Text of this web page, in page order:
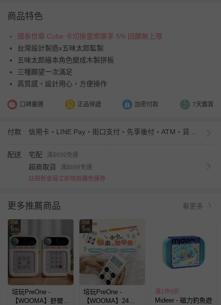
商品特色
國泰世華 Cube 卡切換童樂匯享 5% 回饋無上限
台灣設計製造x五味太郎監製
五味太郎繪本角色變成木製拼板
三種願望一次滿足
高質感，設計用心，方便操作
口碑嚴選 正品保證 加密付款 7天鑑賞
付款
配送 宅配 滿$699免運
超商取貨
滿$699免運
註冊新會員立即領首購免運券
更多推薦商品 看更多
回饋
5 %
培玩PreOne -
【WOOMA】舒爾特
回饋
5 %
培玩PreOne -
【WOOMA】24點
滿1件9折
Mideer - 磁力釣魚遊